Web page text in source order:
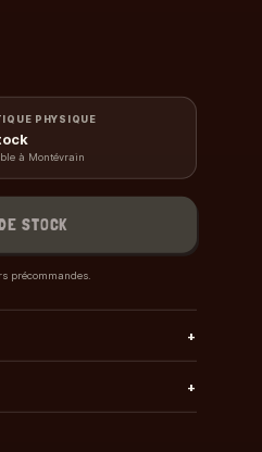
PHYSIQUE
à Montévrain
STOCK
précommandes.
+
+